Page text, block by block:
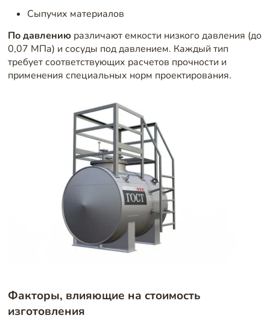
Сыпучих материалов
По давлениюразличают емкости низкого давления (до
0,07 МПа) и сосуды под давлением. Каждый тип
требует соответствующих расчетов прочности и
применения специальных норм проектирования.
Факторы, влияющие на стоимость
изготовления